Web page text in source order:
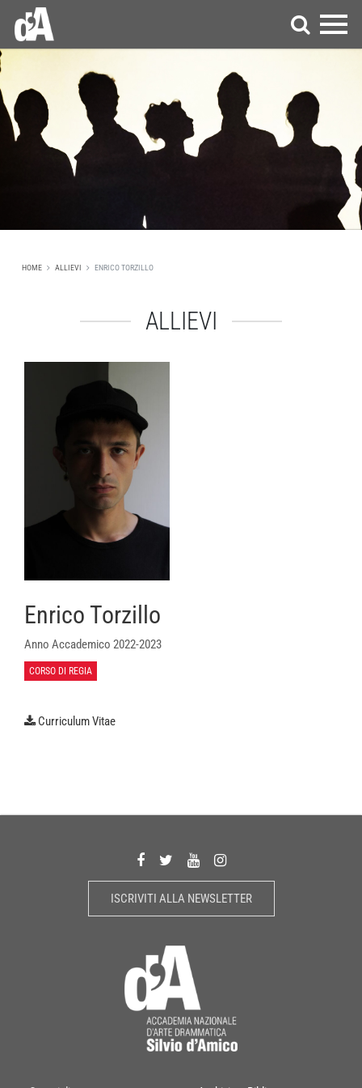
HOME ALLIEVI ENRICO TORZILLO
ALLIEVI
Enrico Torzillo
Anno Accademico 2022-2023
CORSO DI REGIA
Curriculum Vitae
ISCRIVITI ALLA NEWSLETTER